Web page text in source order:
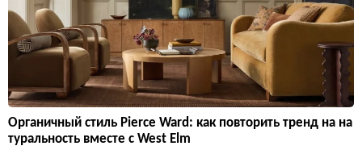
Органичный стиль Pierce Ward: как повторить тренд на на
туральность вместе с West Elm